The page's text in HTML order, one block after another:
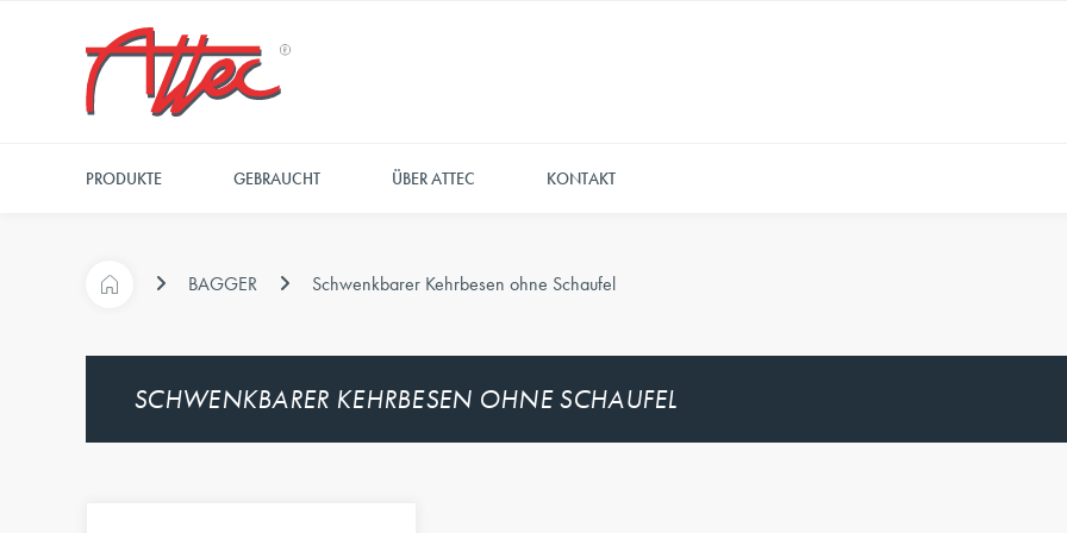
PRODUKTE GEBRAUCHT ÜBER ATTEC KONTAKT
BAGGER Schwenkbarer Kehrbesen ohne Schaufel
SCHWENKBARER KEHRBESEN OHNE SCHAUFEL